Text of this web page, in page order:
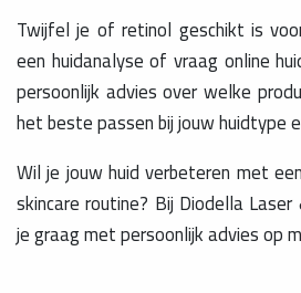
Twijfel je of retinol geschikt is
een huidanalyse of vraag online
persoonlijk advies over welke
het beste passen bij jouw huidtype
Wil je jouw huid verbeteren met
skincare routine? Bij Diodella
je graag met persoonlijk advies op